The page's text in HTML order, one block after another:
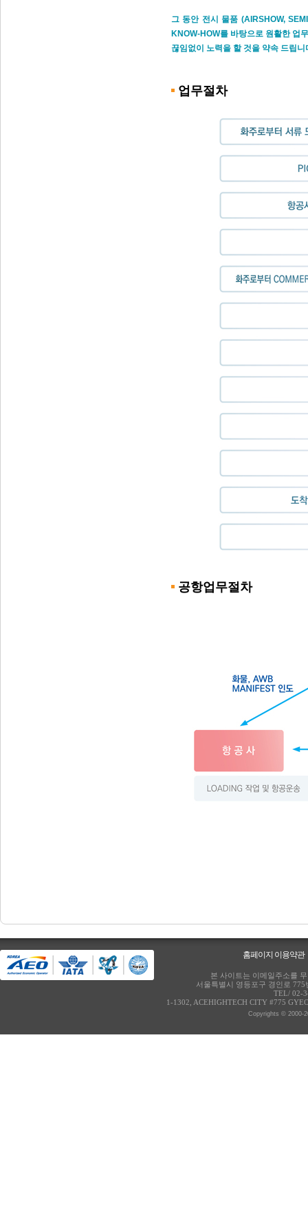
그 동안 전시 물품 (AIRSHOW,
KNOW-HOW를 바탕으로 원활한 업
끊임없이 노력을 할 것을 약속 드립니
업무절차
공항업무절차
홈페이지 이용약관
본 사이트는 이메일주소를
서울특별시 영등포구 경인로
TEL/ 02-
1-1302, ACEHIGHTECH CITY #775
Copyrights © 2000-